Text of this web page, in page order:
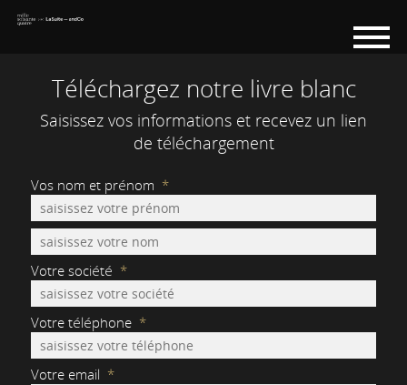
Téléchargez notre livre blanc
Saisissez vos informations et recevez un lien
de téléchargement
Vos nom et prénom *
Votre société *
Votre téléphone *
Votre email *